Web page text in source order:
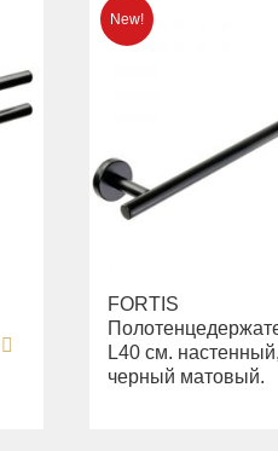
FORTIS
L40 см. настенный,
черный матовый.